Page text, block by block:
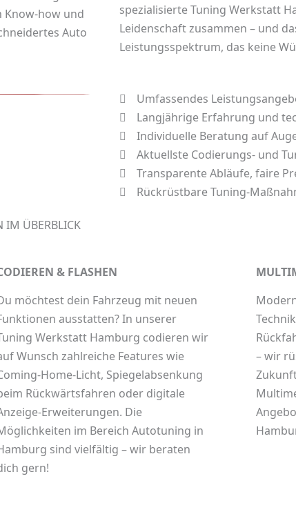
Know-how und
Auto
spezialisierteTuning Werkstatt
Leidenschaft zusammen – und
Leistungsspektrum, das keine
Umfassendes
Langjährige Erfahrung und
Individuelle Beratung auf
Aktuellste Codierungs- und
Transparente Abläufe, faire
Rückrüstbare Tuning-
IM ÜBERBLICK
& FLASHEN
möchtest dein Fahrzeug mit neuen
ausstatten? In unserer
Werkstatt Hamburg codieren wir
Wunsch zahlreiche Features wie
Home-Licht, Spiegelabsenkung
Rückwärtsfahren oder digitale
Erweiterungen. Die
im Bereich Autotuning in
sind vielfältig – wir beraten
gern!
– wir